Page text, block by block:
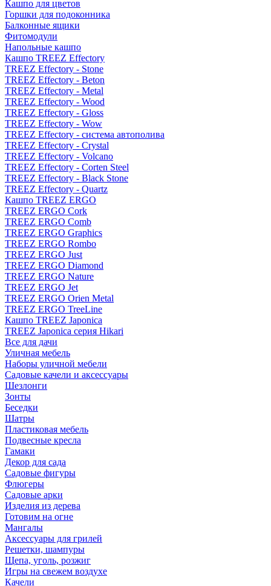
Кашпо для цветов
Горшки для подоконника
Балконные ящики
Фитомодули
Напольные кашпо
Кашпо TREEZ Effectory
TREEZ Effectory - Stone
TREEZ Effectory - Beton
TREEZ Effectory - Metal
TREEZ Effectory - Wood
TREEZ Effectory - Gloss
TREEZ Effectory - Wow
TREEZ Effectory - система автополива
TREEZ Effectory - Crystal
TREEZ Effectory - Volcano
TREEZ Effectory - Corten Steel
TREEZ Effectory - Black Stone
TREEZ Effectory - Quartz
Кашпо TREEZ ERGO
TREEZ ERGO Cork
TREEZ ERGO Comb
TREEZ ERGO Graphics
TREEZ ERGO Rombo
TREEZ ERGO Just
TREEZ ERGO Diamond
TREEZ ERGO Nature
TREEZ ERGO Jet
TREEZ ERGO Orien Metal
TREEZ ERGO TreeLine
Кашпо TREEZ Japonica
TREEZ Japonica серия Hikari
Все для дачи
Уличная мебель
Наборы уличной мебели
Садовые качели и аксессуары
Шезлонги
Зонты
Беседки
Шатры
Пластиковая мебель
Подвесные кресла
Гамаки
Декор для сада
Садовые фигуры
Флюгеры
Садовые арки
Изделия из дерева
Готовим на огне
Мангалы
Аксессуары для грилей
Решетки, шампуры
Щепа, уголь, розжиг
Игры на свежем воздухе
Качели